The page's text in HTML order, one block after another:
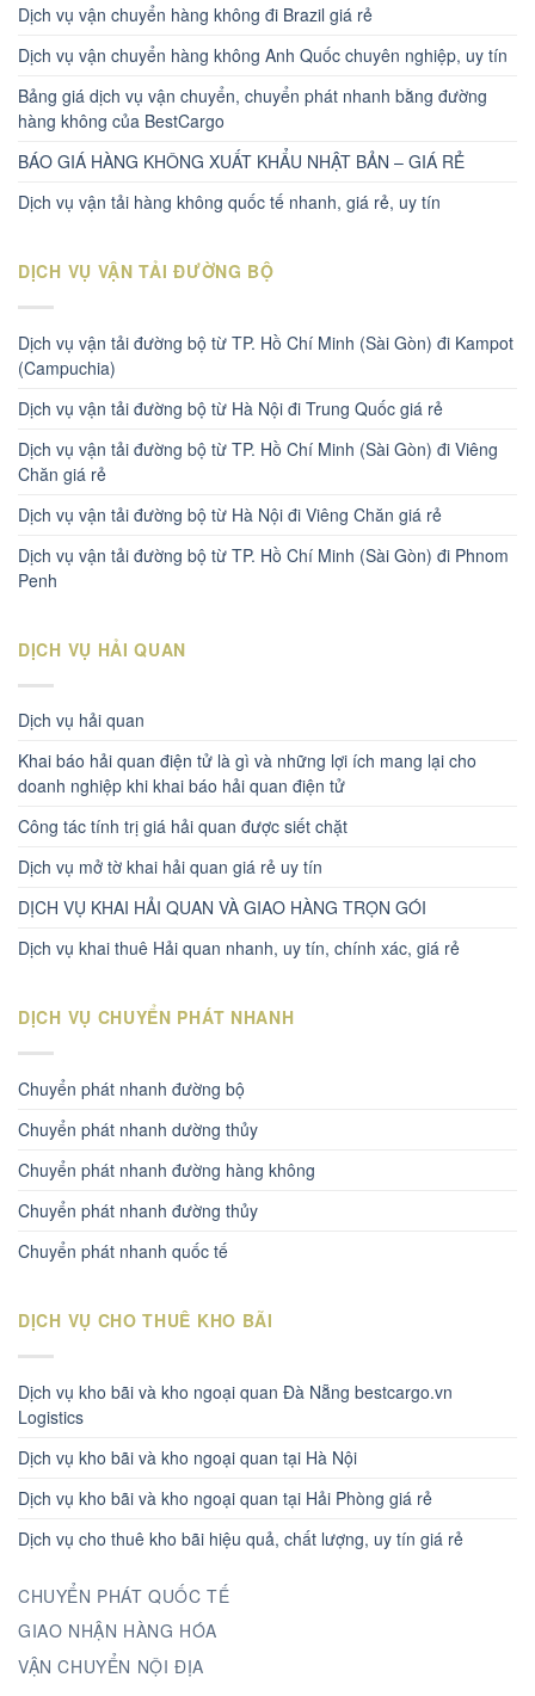
Dịch vụ vận chuyển hàng không đi Brazil giá rẻ
Dịch vụ vận chuyển hàng không Anh Quốc chuyên nghiệp, uy tín
Bảng giá dịch vụ vận chuyển, chuyển phát nhanh bằng đường
hàng không của BestCargo
BÁO GIÁ HÀNG KHÔNG XUẤT KHẨU NHẬT BẢN – GIÁ RẺ
Dịch vụ vận tải hàng không quốc tế nhanh, giá rẻ, uy tín
DỊCH VỤ VẬN TẢI ĐƯỜNG BỘ
Dịch vụ vận tải đường bộ từ TP. Hồ Chí Minh (Sài Gòn) đi Kampot
(Campuchia)
Dịch vụ vận tải đường bộ từ Hà Nội đi Trung Quốc giá rẻ
Dịch vụ vận tải đường bộ từ TP. Hồ Chí Minh (Sài Gòn) đi Viêng
Chăn giá rẻ
Dịch vụ vận tải đường bộ từ Hà Nội đi Viêng Chăn giá rẻ
Dịch vụ vận tải đường bộ từ TP. Hồ Chí Minh (Sài Gòn) đi Phnom
Penh
DỊCH VỤ HẢI QUAN
Dịch vụ hải quan
Khai báo hải quan điện tử là gì và những lợi ích mang lại cho
doanh nghiệp khi khai báo hải quan điện tử
Công tác tính trị giá hải quan được siết chặt
Dịch vụ mở tờ khai hải quan giá rẻ uy tín
DỊCH VỤ KHAI HẢI QUAN VÀ GIAO HÀNG TRỌN GÓI
Dịch vụ khai thuê Hải quan nhanh, uy tín, chính xác, giá rẻ
DỊCH VỤ CHUYỂN PHÁT NHANH
Chuyển phát nhanh đường bộ
Chuyển phát nhanh dường thủy
Chuyển phát nhanh đường hàng không
Chuyển phát nhanh đường thủy
Chuyển phát nhanh quốc tế
DỊCH VỤ CHO THUÊ KHO BÃI
Dịch vụ kho bãi và kho ngoại quan Đà Nẵng bestcargo.vn
Logistics
Dịch vụ kho bãi và kho ngoại quan tại Hà Nội
Dịch vụ kho bãi và kho ngoại quan tại Hải Phòng giá rẻ
Dịch vụ cho thuê kho bãi hiệu quả, chất lượng, uy tín giá rẻ
CHUYỂN PHÁT QUỐC TẾ
GIAO NHẬN HÀNG HÓA
VẬN CHUYỂN NỘI ĐỊA